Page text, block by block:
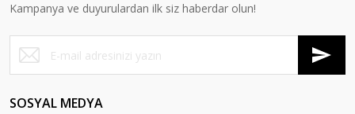
Kampanya ve duyurulardan ilk siz haberdar olun!
SOSYAL MEDYA